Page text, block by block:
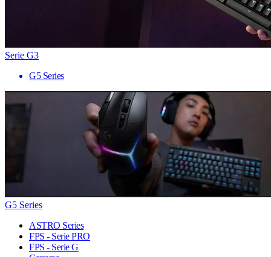
Serie G3
G5 Series
G5 Series
ASTRO Series
FPS - Serie PRO
FPS - Serie G